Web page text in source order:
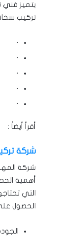
يتميز فني
تركيب
·
·
·
·
·
أقرأ أيضاً :
شركة
شركة
أهمية
التي
الحصول